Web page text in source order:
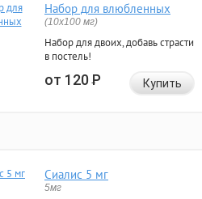
Набор для влюбленных
(10х100 мг)
Набор для двоих, добавь страсти
в постель!
от 120Р Купить
Сиалис 5 мг
5мг